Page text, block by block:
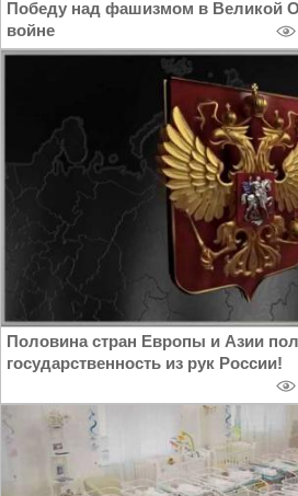
Победу над фашизмом в Великой
войне
Половина стран Европы и Азии
государственность из рук России!